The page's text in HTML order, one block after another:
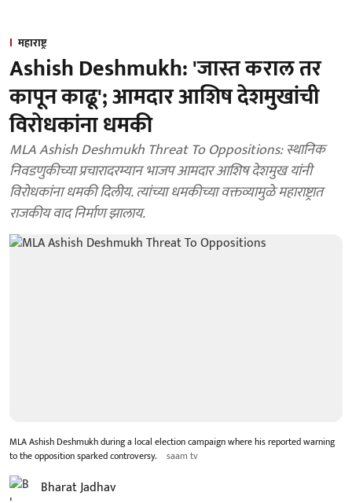
महाराष्ट्र
Ashish Deshmukh: 'जास्त कराल तर
कापून काढू'; आमदार आशिष देशमुखांची
विरोधकांना धमकी
MLA Ashish Deshmukh Threat To Oppositions: स्थानिक
निवडणुकीच्या प्रचारादरम्यान भाजप आमदार आशिष देशमुख यांनी
विरोधकांना धमकी दिलीय. त्यांच्या धमकीच्या वक्तव्यामुळे महाराष्ट्रात
राजकीय वाद निर्माण झालाय.
MLA Ashish Deshmukh during a local election campaign where his reported warning
to the opposition sparked controversy.
saam tv
Bharat Jadhav